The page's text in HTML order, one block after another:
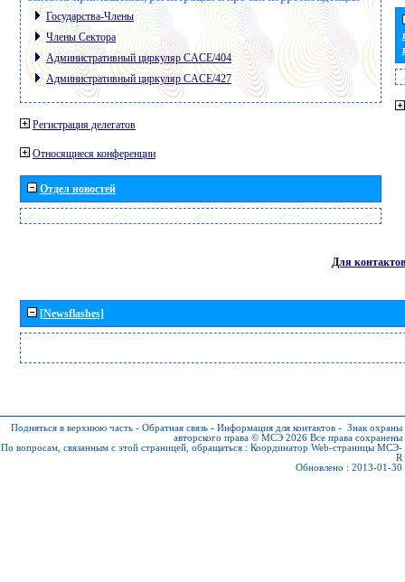
Государства-Члены
Члены Сектора
Административный циркуляр CACE/404
Административный циркуляр CACE/427
Регистрация делегатов
Относящиеся конференции
Отдел новостей
Для контактов
[Newsflashes]
Подняться в верхнюю часть - Обратная связь - Информация для контактов - Знак охраны
авторского права © МСЭ 2026 Все права сохранены
По вопросам, связанным с этой страницей, обращаться : Координатор Web-страницы МСЭ-
R
Обновлено : 2013-01-30